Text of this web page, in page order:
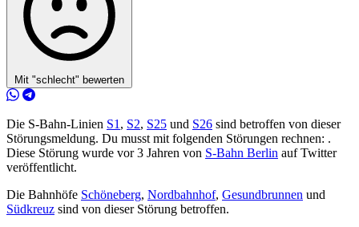
Mit "schlecht" bewerten
Die S-Bahn-Linien S1 , S2, S25 und S26 sind betroffen von dieser
Störungsmeldung. Du musst mit folgenden Störungen rechnen: .
Diese Störung wurde vor 3 Jahren von S-Bahn Berlin auf Twitter
veröffentlicht.
Die Bahnhöfe Schöneberg, Nordbahnhof, Gesundbrunnen und
Südkreuz sind von dieser Störung betroffen.